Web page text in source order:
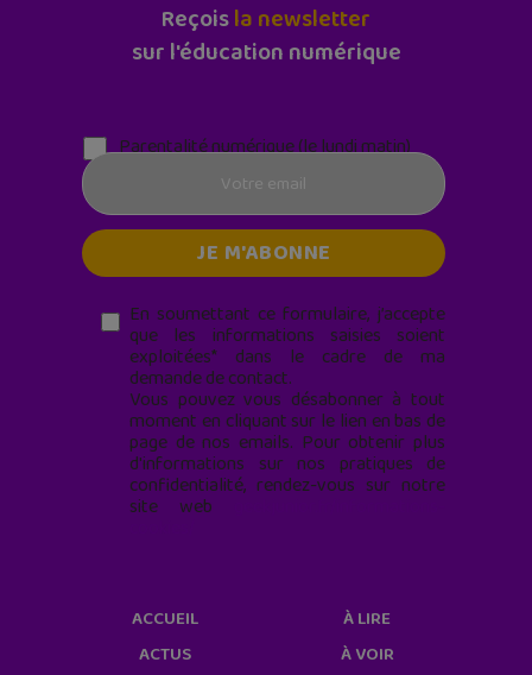
Reçoisla newsletter
sur l'éducation numérique
Parentalité numérique (le lundi matin)
En soumettant ce formulaire, j’accepte
que les informations saisies soient
exploitées* dans le cadre de ma
demande de contact.
Vous pouvez vous désabonner à tout
moment en cliquant sur le lien en bas de
page de nos emails. Pour obtenir plus
d'informations sur nos pratiques de
confidentialité, rendez-vous sur notre
site web
ACCUEIL
ACTUS
À LIRE
À VOIR